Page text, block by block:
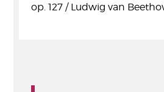
op. 127 / Ludwig van